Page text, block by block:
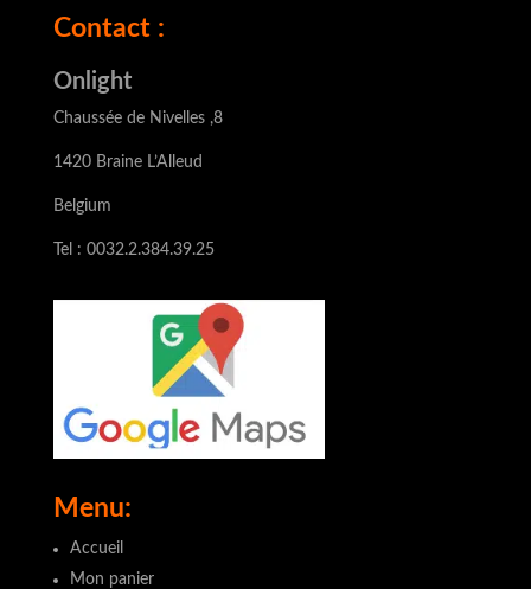
Contact :
Onlight
Chaussée de Nivelles ,8
1420 Braine L’Alleud
Belgium
Tel : 0032.2.384.39.25
Menu:
Accueil
Mon panier